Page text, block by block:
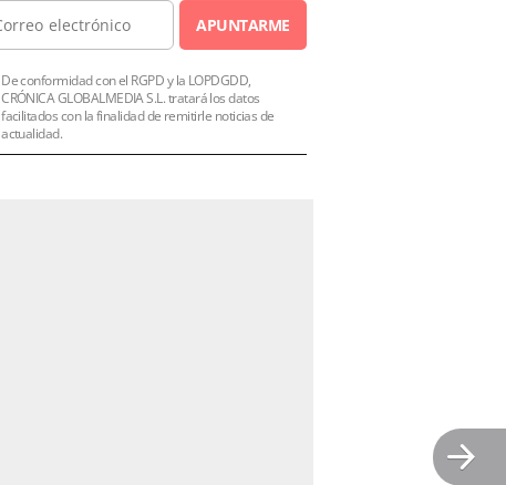
APUNTARME
De conformidad con el RGPD y la LOPDGDD,
CRÓNICA GLOBALMEDIA S.L. tratará los datos
facilitados con la finalidad de remitirle noticias de
actualidad.